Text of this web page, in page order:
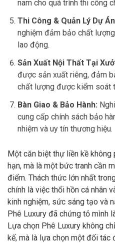
nam cho quá trình thi công
Thi Công & Quản Lý Dự
nghiệm đảm bảo chất
lao động.
Sản Xuất Nội Thất Tại
được sản xuất riêng, đảm
chất lượng được kiểm soát
Bàn Giao & Bảo Hành:
cung cấp chính sách bảo
nhiệm và uy tín thương hiệu.
Một căn biệt thự liền kề
hạn, mà là một bức tranh cần
điểm. Thách thức lớn nhất
chính là việc thổi hồn cá nhân
kinh nghiệm, sức sáng tạo và
Phê Luxury đã chứng tỏ mình
Lựa chọn Phê Luxury không
kế, mà là lựa chọn một đối tác